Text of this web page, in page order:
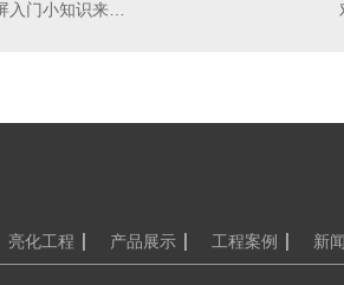
简便直观的成都LED显示屏入门小知识来啦！
亮化工程 产品展示 工程案例 新